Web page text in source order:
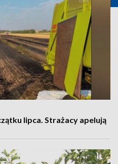
lipca. Strażacy apelują